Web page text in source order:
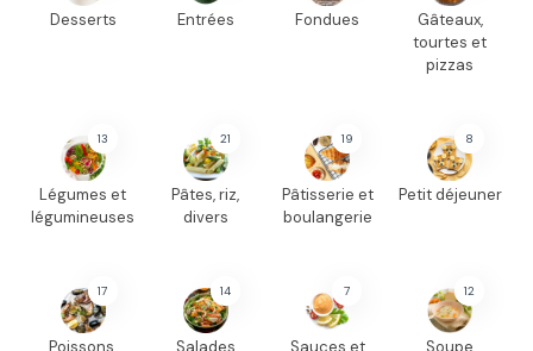
Desserts Entrées Fondues
Gâteaux,
tourtes et
pizzas
13
Légumes et
légumineuses
21
Pâtes, riz,
divers
19
Pâtisserie et
boulangerie
8
Petit déjeuner
17 14 7 12